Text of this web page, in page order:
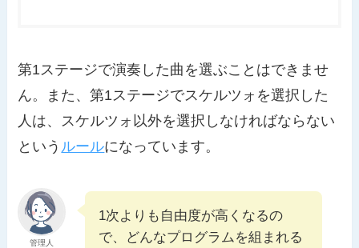
第1ステージで演奏した曲を選ぶことはできませ
ん。また、第1ステージでスケルツォを選択した
人は、スケルツォ以外を選択しなければならない
という ルールになっています。
管理人
1次よりも自由度が高くなるの
で、どんなプログラムを組まれる